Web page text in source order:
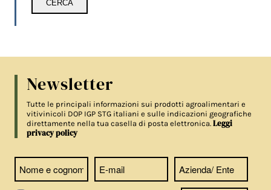
Newsletter
Tutte le principali informazioni sui prodotti agroalimentari e
vitivinicoli DOP IGP STG italiani e sulle indicazioni geografiche
direttamente nella tua casella di posta elettronica.Leggi
privacy policy